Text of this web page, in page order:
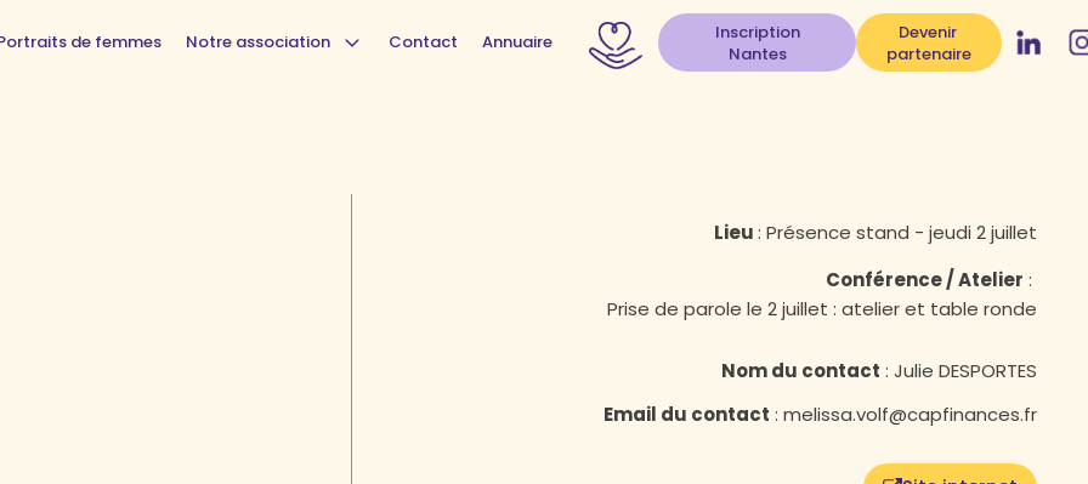
de femmes Notre association Contact Annuaire
Inscription
Nantes
Devenir
partenaire
Lieu: Présence stand - jeudi 2 juillet
Conférence / Atelier :
Prise de parole le 2 juillet : atelier et table ronde
Nom du contact : Julie DESPORTES
Email du contact : melissa.volf@capfinances.fr